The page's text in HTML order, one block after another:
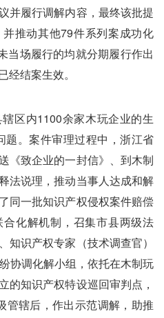
并履行调解内容，最终该批提
推动其他79件系列案成功化
当场履行的均就分期履行作出
结案生效。
区内1100余家木玩企业的生
题。案件审理过程中，浙江省
《致企业的一封信》、到木制
法说理，推动当事人达成和解
同一批知识产权侵权案件赔偿
化解机制，召集市县两级法
知识产权专家（技术调查官）
协调化解小组，依托在木制玩
的知识产权特设巡回审判点，
管辖后，作出示范调解，助推